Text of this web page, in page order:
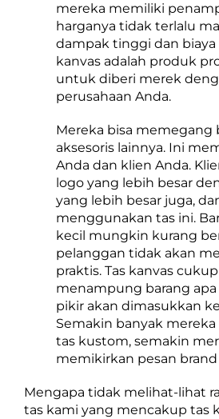
mereka memiliki
harganya tidak terlalu
dampak tinggi dan biaya
kanvas adalah produk
untuk diberi merek
perusahaan Anda.
Mereka bisa memegang
aksesoris lainnya. Ini
Anda dan klien Anda.
logo yang lebih besar
yang lebih besar juga,
menggunakan tas ini.
kecil mungkin kurang
pelanggan tidak akan
praktis. Tas kanvas
menampung barang
pikir akan dimasukkan
Semakin banyak
tas kustom, semakin
memikirkan pesan brand
Mengapa tidak melihat-lihat
tas kami yang mencakup tas